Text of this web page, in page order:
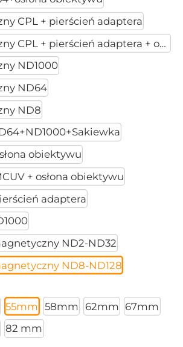
CPL + pierścień adaptera
Filtr magnetyczny CPL + pierścień adaptera + osłon
ND1000
ND64
ND8
obiektywu
+ osłona obiektywu
adaptera
ND2-ND32
ND8-ND128
55mm 58mm 62mm 67mm
82 mm